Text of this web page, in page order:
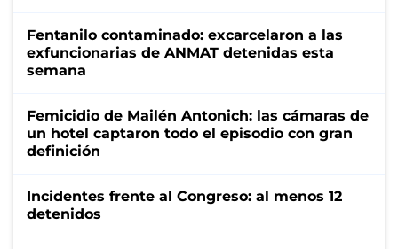
Fentanilo contaminado: excarcelaron a las
exfuncionarias de ANMAT detenidas esta
semana
Femicidio de Mailén Antonich: las cámaras de
un hotel captaron todo el episodio con gran
definición
Incidentes frente al Congreso: al menos 12
detenidos